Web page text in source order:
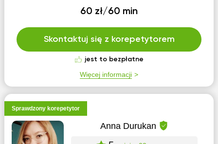
60 zł/60 min
Skontaktuj się z korepetytorem
jest to bezpłatne
Więcej informacji
Sprawdzony korepetytor
Anna Durukan